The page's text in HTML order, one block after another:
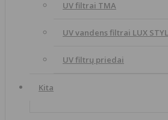
UV filtrai TMA
UV vandens filtrai LUX
UV filtrų priedai
Kita